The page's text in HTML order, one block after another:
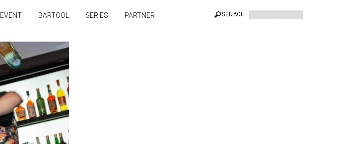
EVENT BARTOOL SERIES PARTNER